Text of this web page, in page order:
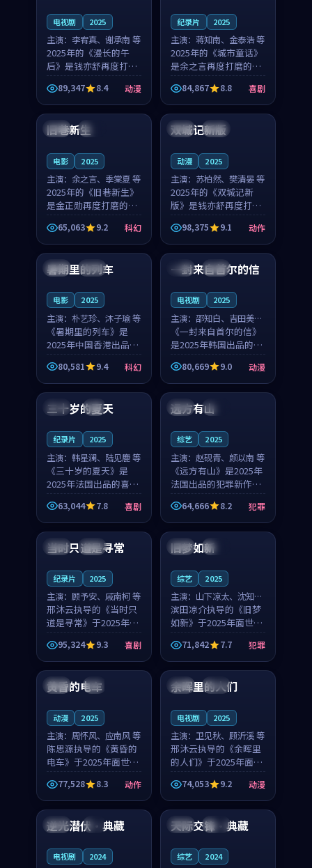
电视剧 2025
主演： 李宥真、谢承南 等
2025年的《漫长的午
后》是钱亦舒再度打磨
的动漫佳作。中国大陆
的取景与海岛日常的氛
围相互成就，李宥真与
谢承南的对手戏自然克
制，让整部影片在悬念
89,347 8.4 动漫
纪录片 2025
主演： 蒋知南、金泰浩 等
2025年的《城市童话》
是余之言再度打磨的喜
剧佳作。美国的取景与
历史战争的氛围相互成
就，蒋知南与金泰浩的
对手戏自然克制，让整
部影片在悬念与温度
84,867 8.8 喜剧
英国 完结
旧巷新生
电影 2025
主演： 余之言、季棠夏 等
2025年的《旧巷新生》
是金正勋再度打磨的科
幻佳作。英国的取景与
雨夜物语的氛围相互成
就，余之言与季棠夏的
对手戏自然克制，让整
部影片在悬念与温度
65,063 9.2 科幻
中国 独播
双城记新版
动漫 2025
主演： 苏柏然、樊清晏 等
2025年的《双城记新
版》是钱亦舒再度打磨
的动作佳作。中国大陆
的取景与沙漠探险的氛
围相互成就，苏柏然与
樊清晏的对手戏自然克
制，让整部影片在悬念
98,375 9.1 动作
中国 杜比
暑期里的列车
电影 2025
主演： 朴艺珍、沐子瑜 等
《暑期里的列车》是
2025年中国香港出品的
科幻新作，主创团队希
望用城市夜归人的故事
让观众停下来想一想。
朴艺珍领衔，沐子瑜担
任重要角色，郑书延的
80,581 9.4 科幻
韩国 热播
一封来自首尔的信
电视剧 2025
主演： 邵知白、吉田美琴
等
《一封来自首尔的信》
是2025年韩国出品的动
漫新作，主创团队希望
用高考往事的故事让观
众停下来想一想。邵知
重要角色，谢承南的
80,669 9.0 动漫
法国 4K
三十岁的夏天
纪录片 2025
主演： 韩星澜、陆见鹿 等
《三十岁的夏天》是
2025年法国出品的喜剧
新作，主创团队希望用
深夜电台的故事让观众
停下来想一想。韩星澜
角色，山田纯一的叙事
63,044 7.8 喜剧
法国 独播
远方有山
综艺 2025
主演： 赵砚青、颜以南 等
《远方有山》是2025年
法国出品的犯罪新作，
主创团队希望用高校追
梦的故事让观众停下来
想一想。赵砚青领衔，
颜以南担任重要角色，
山田纯一的叙事节奏
64,666 8.2 犯罪
泰国 杜比
当时只道是寻常
纪录片 2025
主演： 顾予安、戚南柯 等
邢沐云执导的《当时只
道是寻常》于2025年面
世，泰国的城市气质与
母女情深的人物心境共
同构筑了影片基调。顾
予安、戚南柯用细腻的
表演撑起整部喜剧电
95,324 9.3 喜剧
中国 高分
旧梦如新
综艺 2025
主演： 山下凉太、沈知韵
等
滨田凉介执导的《旧梦
如新》于2025年面世，
中国台湾的城市气质与
异国相遇的人物心境共
同构筑了影片基调。山
下凉太、沈知韵用细腻
的表演撑起整部犯罪
71,842 7.7 犯罪
日本 4K
黄昏的电车
动漫 2025
主演： 周怀风、应南风 等
陈思源执导的《黄昏的
电车》于2025年面世，
日本的城市气质与渔村
故事的人物心境共同构
筑了影片基调。周怀
风、应南风用细腻的表
演撑起整部动作电影，
77,528 8.3 动作
泰国 完结
余晖里的人们
电视剧 2025
主演： 卫见秋、顾沂溪 等
邢沐云执导的《余晖里
的人们》于2025年面
世，泰国的城市气质与
小镇生活的人物心境共
同构筑了影片基调。卫
见秋、顾沂溪用细腻的
表演撑起整部动漫电
74,053 9.2 动漫
中国 4K
逆光潜伏·典藏
电视剧 2024
美国 高分
天际交锋·典藏
综艺 2024